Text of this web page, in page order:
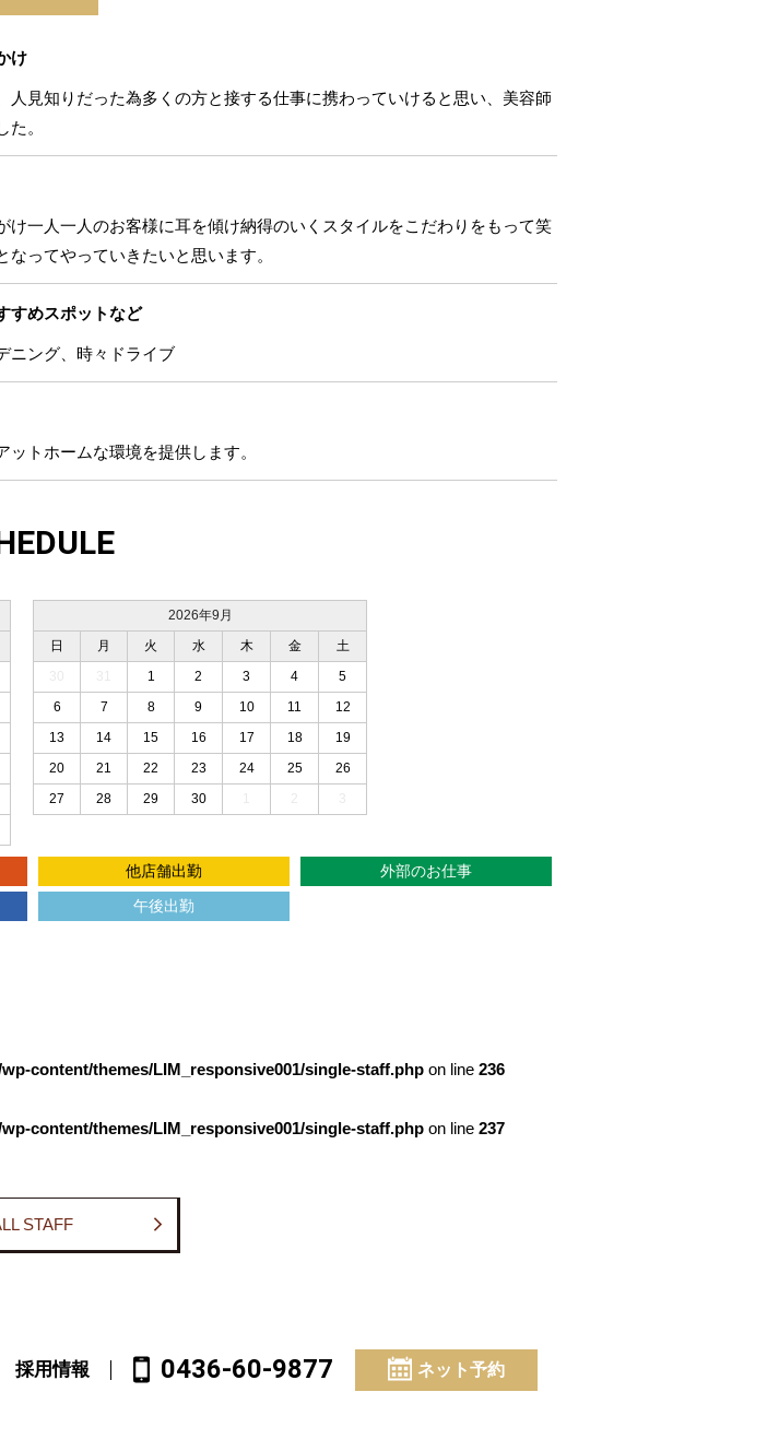
け
人見知りだった為多くの方と接する仕事に携わっていけると思い、美容師
。
け一人一人のお客様に耳を傾け納得のいくスタイルをこだわりをもって笑
なってやっていきたいと思います。
すめスポットなど
ニング、時々ドライブ
ットホームな環境を提供します。
2026年9月
日
月 火 水 木 金
土
1 2 3 4
5
6
7 8 9 10 11
12
13
14 15 16 17 18
19
20
21 22 23 24 25
26
27
28 29 30
他店舗出勤 外部のお仕事
午後出勤
content/themes/LIM_responsive001/single-staff.php on line 236
content/themes/LIM_responsive001/single-staff.php on line 237
STAFF
採用情報 0436-60-9877 ネット予約